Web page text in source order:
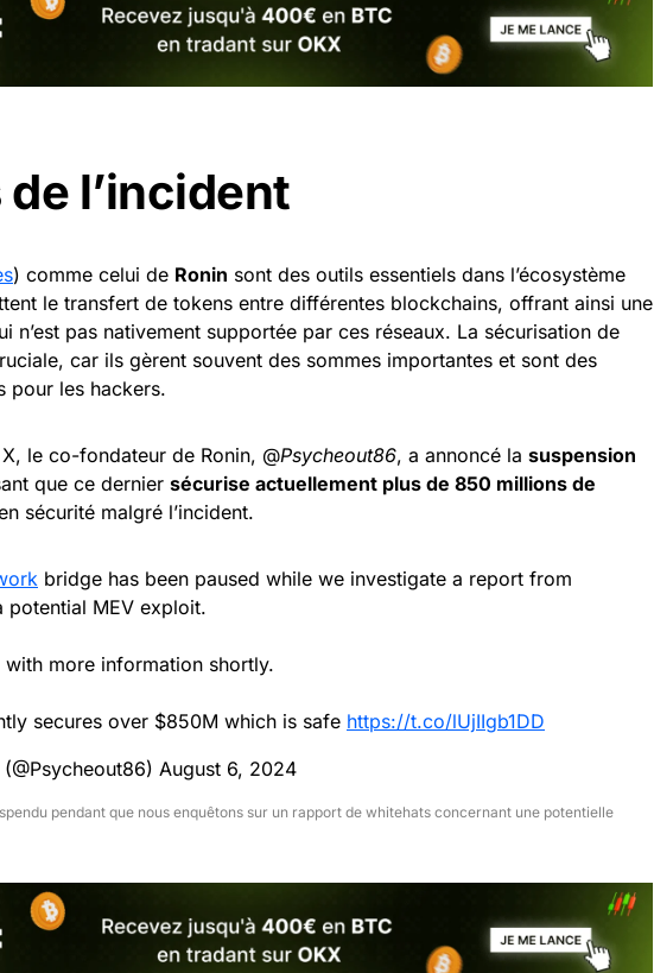
l’incident
) comme celui de Ronin sont des outils essentiels dans l’écosystème
le transfert de tokens entre différentes blockchains, offrant ainsi une
n’est pas nativement supportée par ces réseaux. La sécurisation de
car ils gèrent souvent des sommes importantes et sont des
pour les hackers.
le co-fondateur de Ronin, @Psycheout86, a annoncé la suspension
que ce dernier sécurise actuellement plus de 850 millions de
sécurité malgré l’incident.
bridge has been paused while we investigate a report from
potential MEV exploit.
more information shortly.
secures over $850M which is safe https://t.co/lUjIIgb1DD
August 6, 2024
pendant que nous enquêtons sur un rapport de whitehats concernant une potentielle